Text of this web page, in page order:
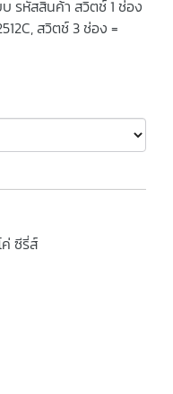
รหัสสินค้า สวิตช์ 1 ช่อง
สวิตช์ 3 ช่อง =
ค่ ซีรี่ส์